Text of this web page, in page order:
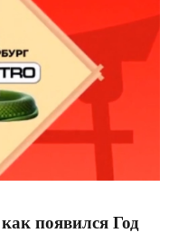
появился Год